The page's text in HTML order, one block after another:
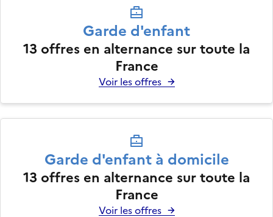
Garde d'enfant
13 offres en alternance sur toute la
France
Voir les offres
Garde d'enfant à domicile
13 offres en alternance sur toute la
France
Voir les offres